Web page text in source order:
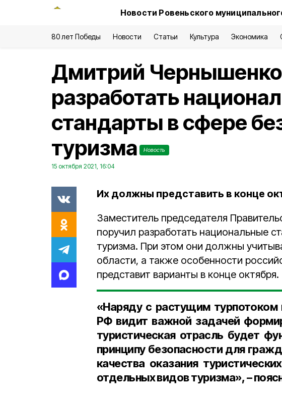
Новости Ровеньского
80 лет Победы Новости Статьи Культура Экономика
Дмитрий Чернышенко
разработать
стандарты в сфере
туризма
Новость
15 октября 2021, 16:04
Их должны представить в конце
Заместитель председателя
поручил разработать национальные
туризма. При этом они должны
области, а также особенности
представит варианты в конце октября.
«Наряду с растущим турпотоком
РФ видит важной задачей
туристическая отрасль будет
принципу безопасности для
качества оказания
отдельных видов туризма», –